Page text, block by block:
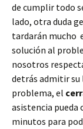
de cumplir todo
lado, otra duda
tardarán mucho
solución al
nosotros
detrás admitir su
problema, el
asistencia pueda
minutos para